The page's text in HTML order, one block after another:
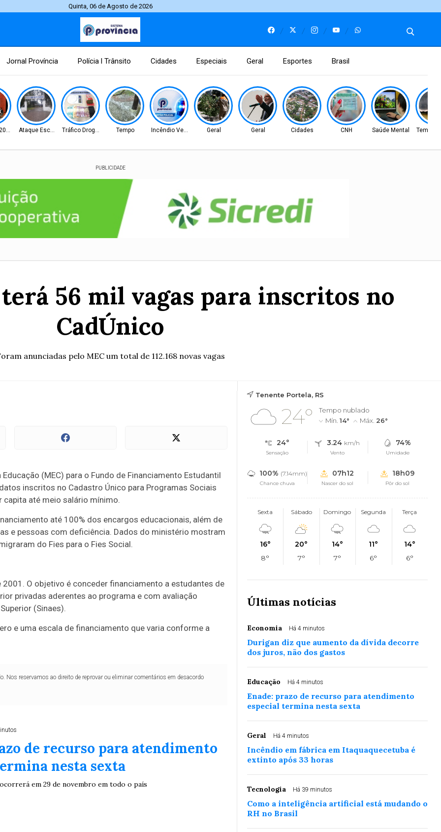
Quinta, 06 de Agosto de 2026
Jornal Província Polícia l Trânsito Cidades Especiais Geral Esportes Brasil
Ataque Escolar Tráfico Drogas Tempo Incêndio Veicular Geral Geral Cidades CNH Saúde Mental Tempo
PUBLICIDADE
56 mil vagas para inscritos no
CadÚnico
anunciadas pelo MEC um total de 112.168 novas vagas
(MEC) para o Fundo de Financiamento Estudantil
inscritos no Cadastro Único para Programas Sociais
capita até meio salário mínimo.
até 100% dos encargos educacionais, além de
e pessoas com deficiência. Dados do ministério mostram
do Fies para o Fies Social.
O objetivo é conceder financiamento a estudantes de
privadas aderentes ao programa e com avaliação
(Sinaes).
e uma escala de financiamento que varia conforme a
Nos reservamos ao direito de reprovar ou eliminar comentários em desacordo
de recurso para atendimento
nesta sexta
em 29 de novembro em todo o país
Tenente Portela, RS
24°
Tempo nublado
Mín. 14° Máx. 26°
24°
Sensação
3.24 km/h
Vento
74%
Umidade
100% (7.14mm)
Chance chuva
07h12
Nascer do sol
18h09
Pôr do sol
Sexta
16°
8°
Sábado
20°
7°
Domingo
14°
7°
Segunda
11°
6°
Terça
14°
6°
Últimas notícias
Economia Há 4 minutos
Durigan diz que aumento da dívida decorre
dos juros, não dos gastos
Educação Há 4 minutos
Enade: prazo de recurso para atendimento
especial termina nesta sexta
Geral Há 4 minutos
Incêndio em fábrica em Itaquaquecetuba é
extinto após 33 horas
Tecnologia Há 39 minutos
Como a inteligência artificial está mudando o
RH no Brasil